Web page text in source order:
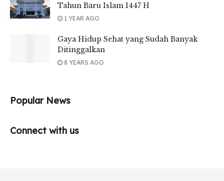
Tahun Baru Islam 1447 H
1 YEAR AGO
Gaya Hidup Sehat yang Sudah Banyak
Ditinggalkan
8 YEARS AGO
Popular News
Connect with us